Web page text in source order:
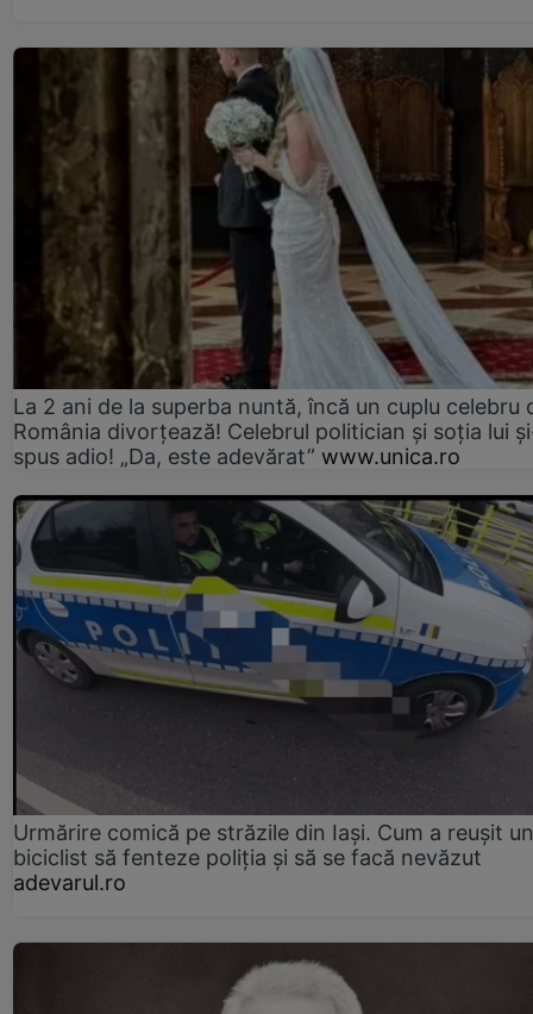
La 2 ani de la superba nuntă, încă un cuplu celebru
România divorțează! Celebrul politician și soția lui
spus adio! „Da, este adevărat” www.unica.ro
Urmărire comică pe străzile din Iași. Cum a reușit un
biciclist să fenteze poliția și să se facă nevăzut
adevarul.ro